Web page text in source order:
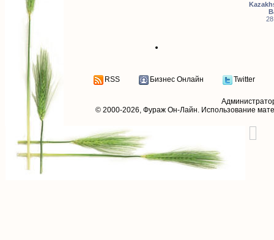
RSS Бизнес Онлайн Twitter
© 2000-2026, Фураж Он-Лайн. Использование